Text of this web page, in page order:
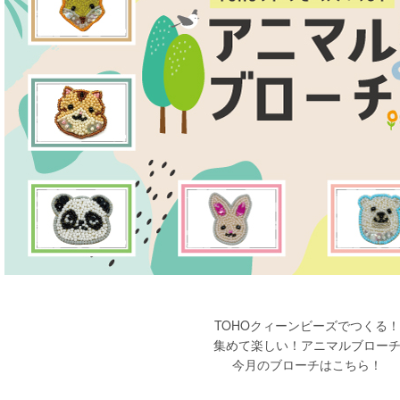
TOHOクィーンビーズでつくる！
集めて楽しい！アニマルブローチ
今月のブローチはこちら！